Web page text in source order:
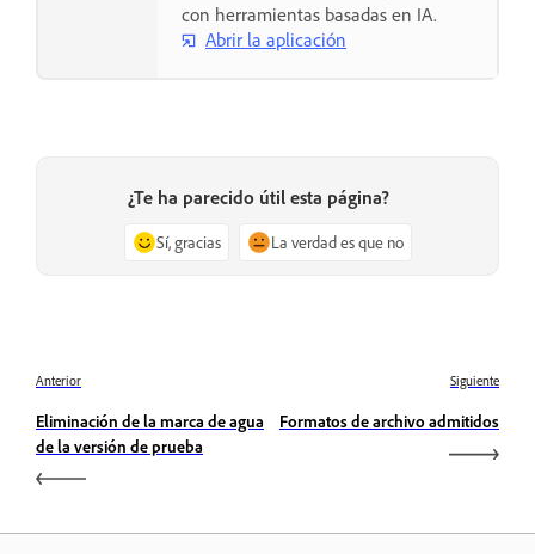
con herramientas basadas en IA.
Abrir la aplicación
¿Te ha parecido útil esta página?
Sí, gracias La verdad es que no
Anterior
Eliminación de la marca de agua
de la versión de prueba
Siguiente
Formatos de archivo admitidos